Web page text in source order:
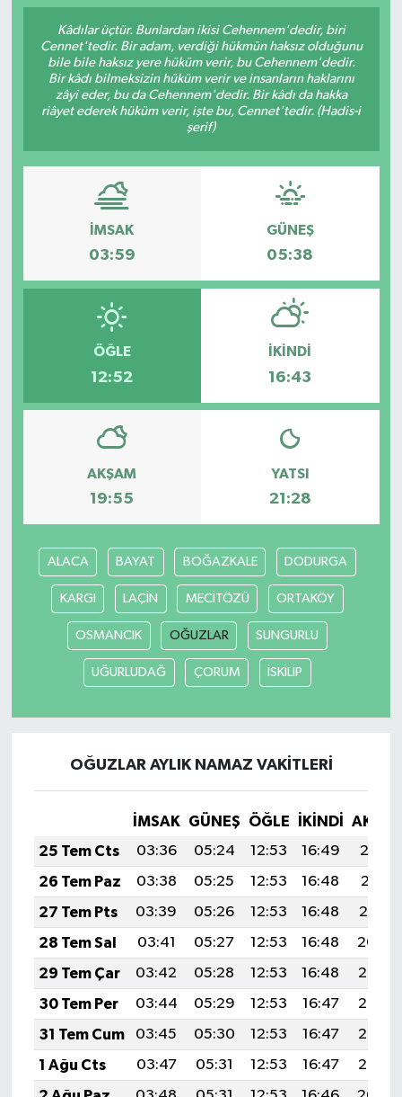
Kâdılar üçtür. Bunlardan ikisi Cehennem'dedir, biri
Cennet'tedir. Bir adam, verdiği hükmün haksız olduğunu
bile bile haksız yere hüküm verir, bu Cehennem'dedir.
Bir kâdı bilmeksizin hüküm verir ve insanların haklarını
zâyi eder, bu da Cehennem'dedir. Bir kâdı da hakka
riâyet ederek hüküm verir, işte bu, Cennet'tedir. (Hadis-i
şerif)
İMSAK
03:59
GÜNEŞ
05:38
ÖĞLE
12:52
İKINDI
16:43
AKŞAM
19:55
YATSI
21:28
ALACA BAYAT BOĞAZKALE DODURGA
KARGI LAÇİN MECİTÖZÜ ORTAKÖY
OSMANCIK OĞUZLAR SUNGURLU
UĞURLUDAĞ ÇORUM İSKİLİP
OĞUZLAR AYLIK NAMAZ VAKITLERI
İMSAK GÜNEŞ ÖĞLE İKINDI
25 Tem Cts
03:36 05:24 12:53 16:49
20:12
26 Tem Paz
03:38 05:25 12:53 16:48
20:11
27 Tem Pts
03:39 05:26 12:53 16:48
20:10
28 Tem Sal
03:41 05:27 12:53 16:48
20:09
29 Tem Çar
03:42 05:28 12:53 16:48
20:08
30 Tem Per
03:44 05:29 12:53 16:47
20:07
31 Tem Cum
03:45 05:30 12:53 16:47
20:06
1 Ağu Cts
03:47 05:31 12:53 16:47
20:05
Gündem
Kültür Sanat
Politika
Teknoloji
Yaşam